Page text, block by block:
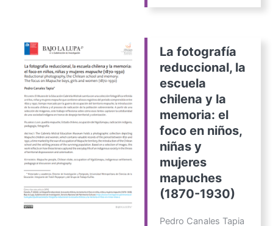
La fotografía
reduccional, la
escuela
chilena y la
memoria: el
foco en niños,
niñas y
mujeres
mapuches
(1870-1930)
Pedro Canales Tapia